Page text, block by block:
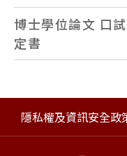
博士學位論文 口
定書
隱私權及資訊安全政